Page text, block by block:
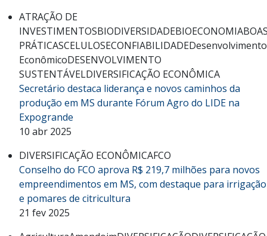
ATRAÇÃO DE
INVESTIMENTOSBIODIVERSIDADEBIOECONOMIA
PRÁTICASCELULOSECONFIABILIDADEDesenvolvimento
EconômicoDESENVOLVIMENTO
SUSTENTÁVELDIVERSIFICAÇÃO ECONÔMICA
Secretário destaca liderança e novos caminhos da
produção em MS durante Fórum Agro do LIDE na
Expogrande
10 abr 2025
DIVERSIFICAÇÃO ECONÔMICAFCO
Conselho do FCO aprova R$ 219,7 milhões para novos
empreendimentos em MS, com destaque para irrigação
e pomares de citricultura
21 fev 2025